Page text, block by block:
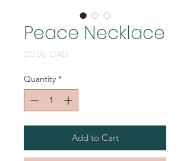
Peace Necklace
26,00 CAD
Quantity *
Add to Cart